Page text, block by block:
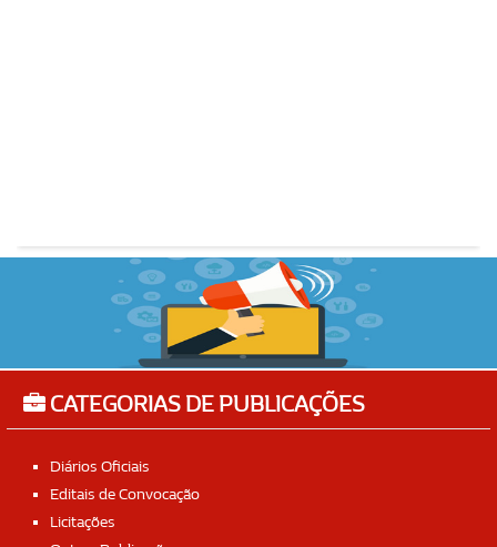
CATEGORIAS DE PUBLICAÇÕES
Diários Oficiais
Editais de Convocação
Licitações